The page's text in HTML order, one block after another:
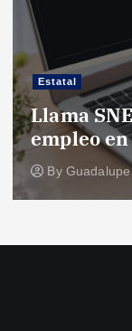
Estatal
Llama
empleo
By